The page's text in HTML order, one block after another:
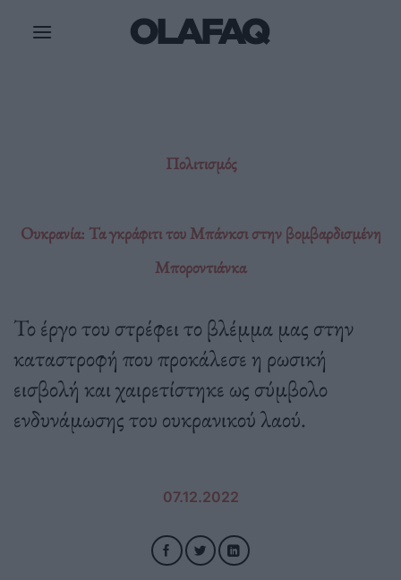
Πολιτισμός
Ουκρανία: Τα γκράφιτι του Μπάνκσι στην βομβαρδισμένη
Μποροντιάνκα
Το έργο του στρέφει το βλέμμα μας στην
καταστροφή που προκάλεσε η ρωσική
εισβολή και χαιρετίστηκε ως σύμβολο
ενδυνάμωσης του ουκρανικού λαού.
07.12.2022